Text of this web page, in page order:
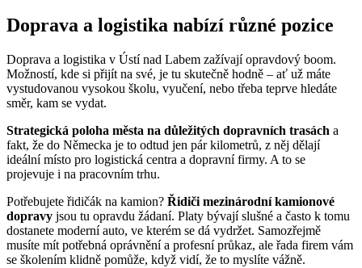
Doprava a logistika nabízí různé pozice
Doprava a logistika v Ústí nad Labem zažívají opravdový boom.
Možností, kde si přijít na své, je tu skutečně hodně – ať už máte
vystudovanou vysokou školu, vyučení, nebo třeba teprve hledáte
směr, kam se vydat.
Strategická poloha města na důležitých dopravních trasách a
fakt, že do Německa je to odtud jen pár kilometrů, z něj dělají
ideální místo pro logistická centra a dopravní firmy. A to se
projevuje i na pracovním trhu.
Potřebujete řidičák na kamion? Řidiči mezinárodní kamionové
dopravy jsou tu opravdu žádaní. Platy bývají slušné a často k tomu
dostanete moderní auto, ve kterém se dá vydržet. Samozřejmě
musíte mít potřebná oprávnění a profesní průkaz, ale řada firem vám
se školením klidně pomůže, když vidí, že to myslíte vážně.